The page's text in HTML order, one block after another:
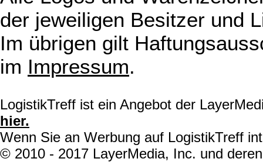
der jeweiligen Besitzer und
Im übrigen gilt
im Impressum.
LogistikTreff ist ein Angebot der
hier.
Wenn Sie an Werbung auf LogistikTreff
© 2010 - 2017 LayerMedia, Inc. und